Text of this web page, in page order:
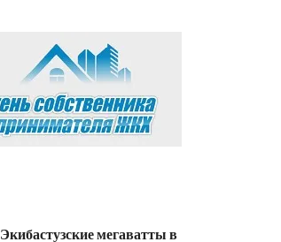
Экибастузские мегаватты в